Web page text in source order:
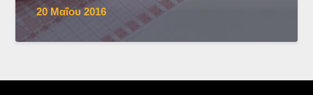
20 Μαΐου 2016